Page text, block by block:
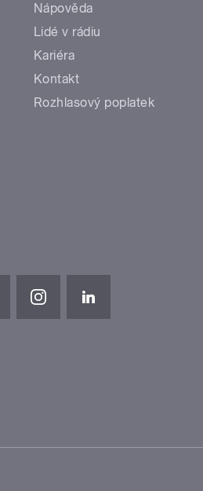
Nápověda
Lidé v rádiu
Kariéra
Kontakt
Rozhlasový poplatek